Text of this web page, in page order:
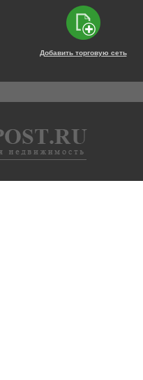
Добавить торговую сеть